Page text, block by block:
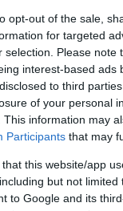
opt-out of the sale,
for targeted
selection. Please
interest-based ads
to third
of your personal
This information may
Participants that may
that this website/app
but not
to Google and its